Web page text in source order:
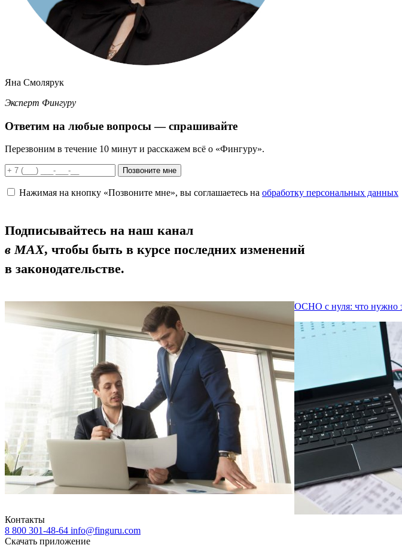
Яна Смолярук
Эксперт Фингуру
Ответим на любые вопросы— спрашивайте
Перезвоним в течение 10 минут и расскажем всё о «Фингуру».
Позвоните мне
Нажимая на кнопку «Позвоните мне», вы соглашаетесь на обработку персональных данных
Подписывайтесь на наш канал
в MAX, чтобы быть в курсе последних изменений
в законодательстве.
ОСНО с нуля: что нужно
Контакты
8 800 301-48-64 info@finguru.com
Скачать приложение